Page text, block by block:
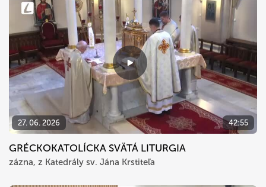
27. 06. 2026 42:55
GRÉCKOKATOLÍCKA SVÄTÁ LITURGIA
zázna, z Katedrály sv. Jána Krstiteľa